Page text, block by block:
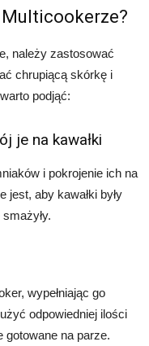
należy zastosować
chrupiącą skórkę i
podjąć:
je na kawałki
i pokrojenie ich na
jest, aby kawałki były
wypełniając go
odpowiedniej ilości
gotowane na parze.